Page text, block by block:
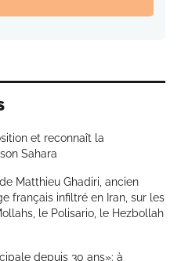
et reconnaît la
Sahara
Matthieu Ghadiri, ancien
français infiltré en Iran, sur les
le Polisario, le Hezbollah
depuis 30 ans»: à